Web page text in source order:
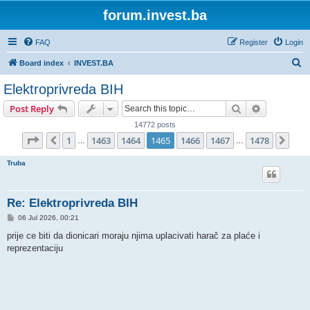
forum.invest.ba
FAQ Login
Register
Board index INVEST.BA
Elektroprivreda BIH
Post Reply Search
14772 posts
Page 1465of1478
Previous
1 1463 1464 1465 1466 1467 1478
Truba
Re: Elektroprivreda BIH
P
s
t
06 Jul 2026, 00:21
prije ce biti da dionicari moraju njima uplacivati harač za plaće i
reprezentaciju